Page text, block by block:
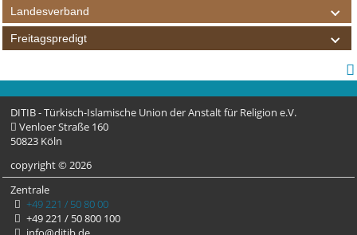
Landesverband
Freitagspredigt
DITIB - Türkisch-Islamische Union der Anstalt für Religion e.V.
Venloer Straße 160
50823 Köln
copyright © 2026
Zentrale
+49 221 / 50 80 00
+49 221 / 50 800 100